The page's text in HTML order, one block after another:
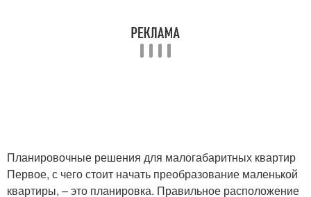
Планировочные решения для малогабаритных квартир
Первое, с чего стоит начать преобразование маленькой
квартиры, – это планировка. Правильное расположение